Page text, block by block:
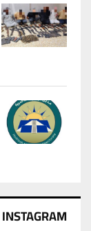
INSTAGRAM